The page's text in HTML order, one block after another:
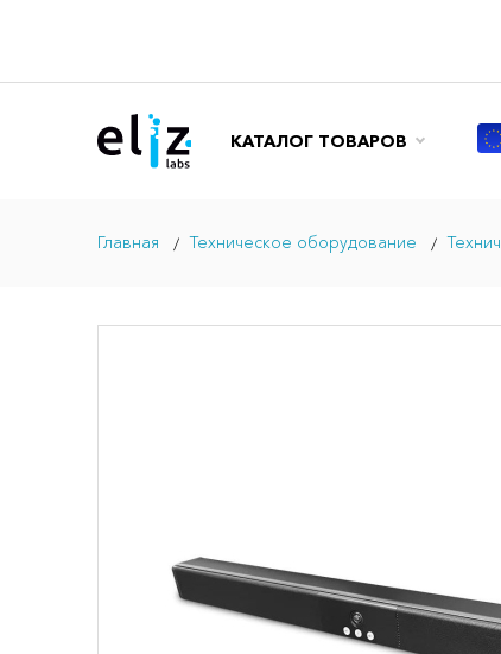
КАТАЛОГ ТОВАРОВ
Главная Техническое оборудование